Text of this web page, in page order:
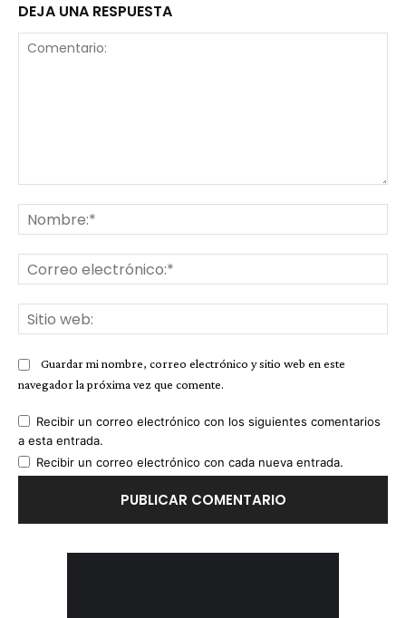
DEJA UNA RESPUESTA
Guardar mi nombre, correo electrónico y sitio web en este
navegador la próxima vez que comente.
Recibir un correo electrónico con los siguientes comentarios
a esta entrada.
Recibir un correo electrónico con cada nueva entrada.